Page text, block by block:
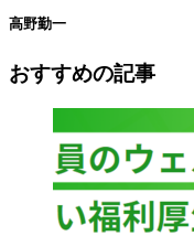
高野勤一
おすすめの記事